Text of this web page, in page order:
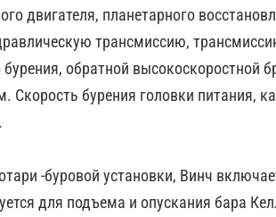
двигателя, планетарного
трансмиссию,
обратной
Скорость бурения головки питания,
-буровой установки, Винч
для подъема и опускания бара